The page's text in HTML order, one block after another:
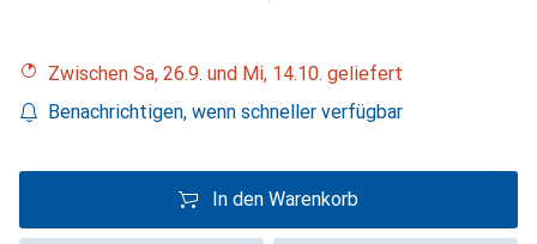
Zwischen Sa, 26.9. und Mi, 14.10. geliefert
Benachrichtigen, wenn schneller verfügbar
In den Warenkorb